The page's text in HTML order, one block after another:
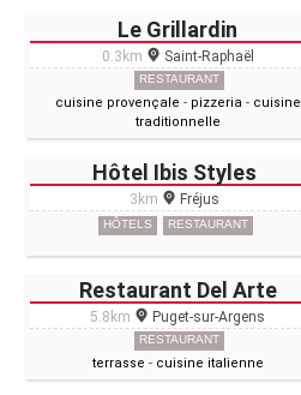
Le Grillardin
0.3km Saint-Raphaël
RESTAURANT
cuisine provençale - pizzeria - cuisine
traditionnelle
Hôtel Ibis Styles
3km Fréjus
HÔTELS RESTAURANT
Restaurant Del Arte
5.8km Puget-sur-Argens
RESTAURANT
terrasse - cuisine italienne